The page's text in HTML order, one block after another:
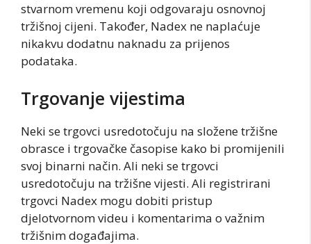
stvarnom vremenu koji odgovaraju osnovnoj
tržišnoj cijeni. Također, Nadex ne naplaćuje
nikakvu dodatnu naknadu za prijenos
podataka.
Trgovanje vijestima
Neki se trgovci usredotočuju na složene tržišne
obrasce i trgovačke časopise kako bi promijenili
svoj binarni način. Ali neki se trgovci
usredotočuju na tržišne vijesti. Ali registrirani
trgovci Nadex mogu dobiti pristup
djelotvornom videu i komentarima o važnim
tržišnim događajima.